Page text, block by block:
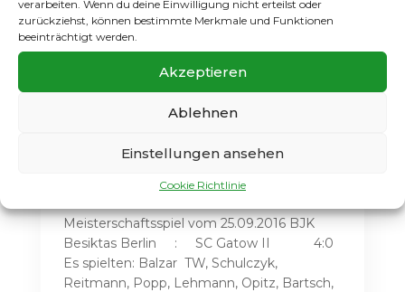
verarbeiten. Wenn du deine Einwilligung nicht erteilst oder
zurückziehst, können bestimmte Merkmale und Funktionen
beeinträchtigt werden.
Akzeptieren
Ablehnen
Einstellungen ansehen
Cookie Richtlinie
Weiterlesen
2. M.: 0:4-Niederlage
bei Besiktas
2.Männer
Meisterschaftsspiel vom 25.09.2016 BJK
Besiktas Berlin : SC Gatow II 4:0
Es spielten: Balzar TW, Schulczyk,
Reitmann, Popp, Lehmann, Opitz, Bartsch,